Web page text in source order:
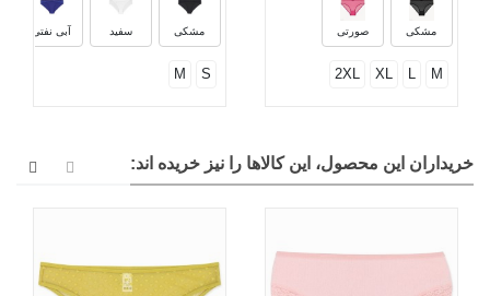
مشکی صورتی
M
L
XL
2XL
مشکی سفید آبی نفتی
S
M
خریداران این محصول، این کالاها را نیز خریده اند: